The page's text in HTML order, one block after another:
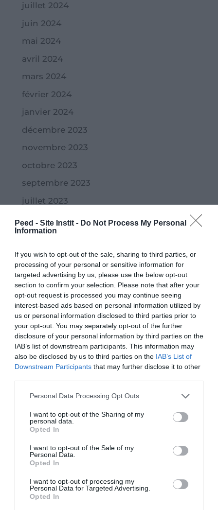
Peed - Site Instit - Do Not Process My Personal
Information
If you wish to opt-out of the sale, sharing to third parties, or
processing of your personal or sensitive information for
targeted advertising by us, please use the below opt-out
section to confirm your selection. Please note that after your
opt-out request is processed you may continue seeing
interest-based ads based on personal information utilized by
us or personal information disclosed to third parties prior to
your opt-out. You may separately opt-out of the further
disclosure of your personal information by third parties on the
IAB’s list of downstream participants. This information may
also be disclosed by us to third parties on the IAB’s List of
Downstream Participants that may further disclose it to other
Personal Data Processing Opt Outs
I want to opt-out of the Sharing of my
personal data.
Opted In
I want to opt-out of the Sale of my
Personal Data.
Opted In
I want to opt-out of processing my
Personal Data for Targeted Advertising.
Opted In
juillet 2024
juin 2024
mai 2024
avril 2024
mars 2024
février 2024
janvier 2024
décembre 2023
novembre 2023
octobre 2023
septembre 2023
juillet 2023
juin 2023
mai 2023
avril 2023
mars 2023
février 2023
janvier 2023
décembre 2022
novembre 2022
octobre 2022
juillet 2022
juin 2022
mai 2022
avril 2022
mars 2022
février 2022
janvier 2022